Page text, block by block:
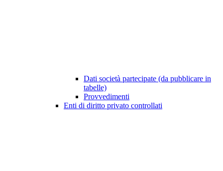
Dati società partecipate (da pubblicare in
tabelle)
Provvedimenti
Enti di diritto privato controllati